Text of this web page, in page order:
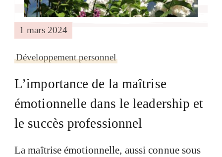
1 mars 2024
Développement personnel
L’importance de la maîtrise
émotionnelle dans le leadership et
le succès professionnel
La maîtrise émotionnelle, aussi connue sous